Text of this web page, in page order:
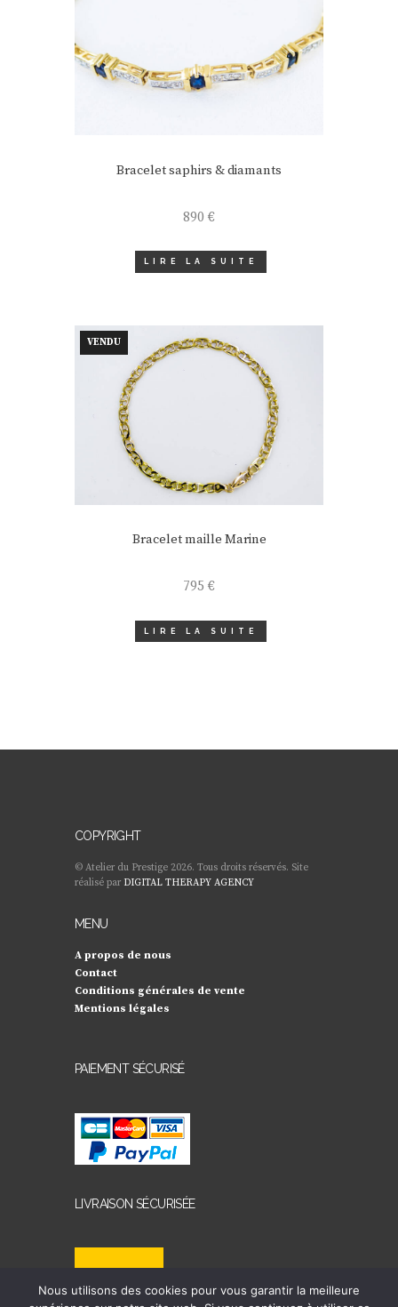
Bracelet saphirs & diamants
890 €
LIRE LA SUITE
VENDU
Bracelet maille Marine
795 €
LIRE LA SUITE
COPYRIGHT
© Atelier du Prestige 2026. Tous droits réservés. Site
réalisé par DIGITAL THERAPY AGENCY
MENU
A propos de nous
Contact
Conditions générales de vente
Mentions légales
PAIEMENT SÉCURISÉ
LIVRAISON SÉCURISÉE
Nous utilisons des cookies pour vous garantir la meilleure